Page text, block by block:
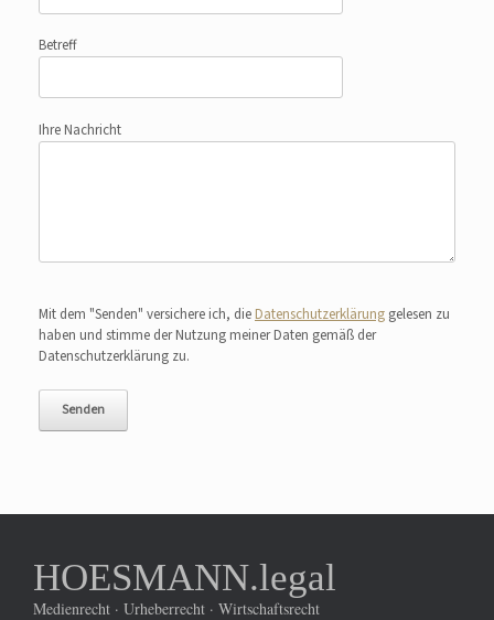
Betreff
Ihre Nachricht
Mit dem "Senden" versichere ich, die Datenschutzerklärung gelesen zu
haben und stimme der Nutzung meiner Daten gemäß der
Datenschutzerklärung zu.
HOESMANN.legal
Medienrecht · Urheberrecht · Wirtschaftsrecht